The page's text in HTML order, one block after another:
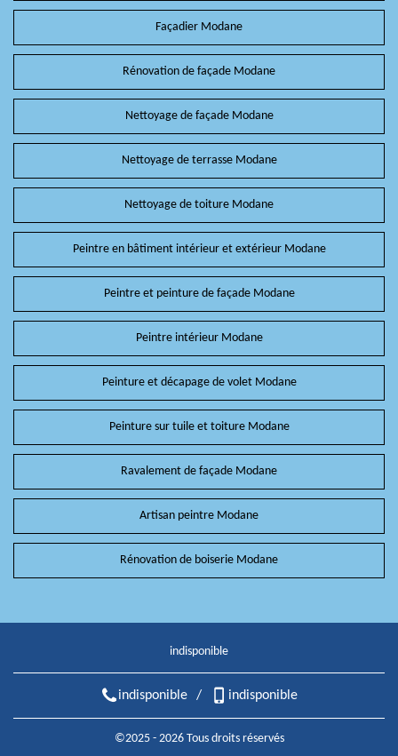
Façadier Modane
Rénovation de façade Modane
Nettoyage de façade Modane
Nettoyage de terrasse Modane
Nettoyage de toiture Modane
Peintre en bâtiment intérieur et extérieur Modane
Peintre et peinture de façade Modane
Peintre intérieur Modane
Peinture et décapage de volet Modane
Peinture sur tuile et toiture Modane
Ravalement de façade Modane
Artisan peintre Modane
Rénovation de boiserie Modane
indisponible
indisponible / indisponible
©2025 - 2026 Tous droits réservés